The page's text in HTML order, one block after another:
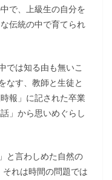
で、上級生の自分を
伝統の中で育てられ
では知る由も無いこ
なす、教師と生徒と
報」に記された卒業
」から思いめぐらし
と言わしめた自然の
れは時間の問題では